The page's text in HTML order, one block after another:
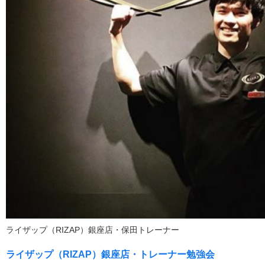
ライザップ（RIZAP）銀座店・保田トレーナー
ライザップ（RIZAP）銀座店・トレーナー勉強会